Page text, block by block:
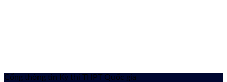
Cổng thông tin Kỳ thi THPT Quốc gia